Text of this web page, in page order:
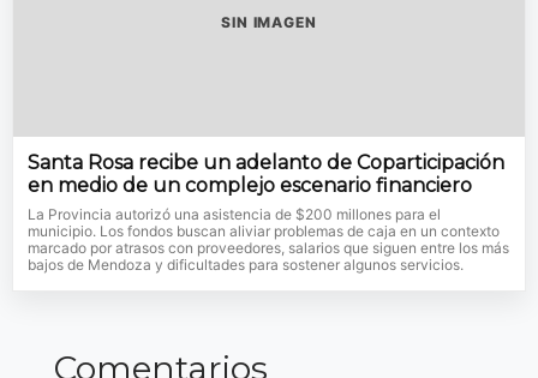
SIN IMAGEN
Santa Rosa recibe un adelanto de Coparticipación
en medio de un complejo escenario financiero
La Provincia autorizó una asistencia de $200 millones para el
municipio. Los fondos buscan aliviar problemas de caja en un contexto
marcado por atrasos con proveedores, salarios que siguen entre los más
bajos de Mendoza y dificultades para sostener algunos servicios.
Comentarios